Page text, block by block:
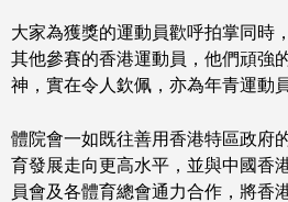
大家為獲獎的運動員歡呼拍掌同時
其他參賽的香港運動員，他們頑強
神，實在令人欽佩，亦為年青運動
體院會一如既往善用香港特區政府
育發展走向更高水平，並與中國香
員會及各體育總會通力合作，將香